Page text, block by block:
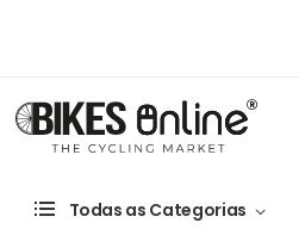
Todas as Categorias